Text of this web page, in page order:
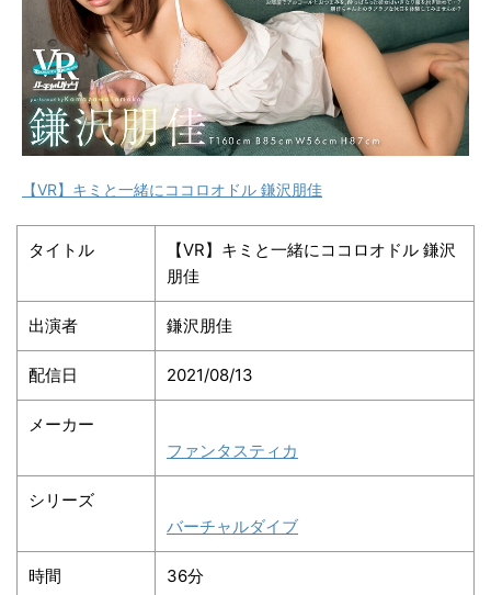
【VR】キミと一緒にココロオドル 鎌沢朋佳
タイトル
【VR】キミと一緒にココロオドル 鎌沢
朋佳
出演者 鎌沢朋佳
配信日 2021/08/13
メーカー
ファンタスティカ
シリーズ
バーチャルダイブ
時間 36分